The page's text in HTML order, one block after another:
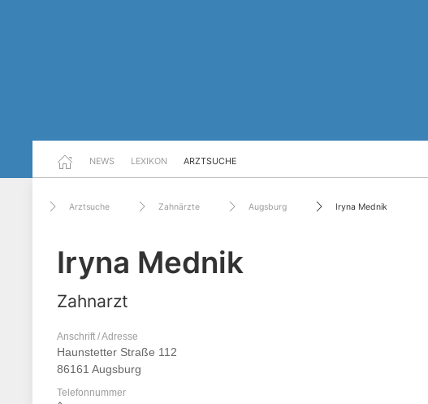
NEWS LEXIKON ARZTSUCHE
Arztsuche Zahnärzte Augsburg Iryna Mednik
Iryna Mednik
Zahnarzt
Anschrift / Adresse
Haunstetter Straße 112
86161 Augsburg
Telefonnummer